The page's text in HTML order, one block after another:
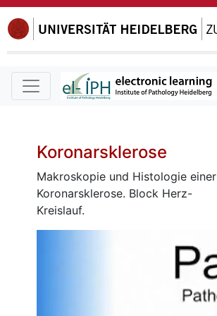
Koronarsklerose
Makroskopie und Histologie einer
Koronarsklerose. Block Herz-
Kreislauf.